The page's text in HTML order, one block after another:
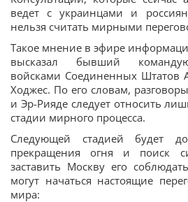
ведет с украинцами и
нельзя считать мирными
Такое мнение в эфире
высказал бывший
войсками Соединенных Штатов
Ходжес. По его словам,
и Эр-Рияде следует относить
стадии мирного процесса.
Следующей стадией будет
прекращения огня и поиск
заставить Москву его
могут начаться настоящие
мира: